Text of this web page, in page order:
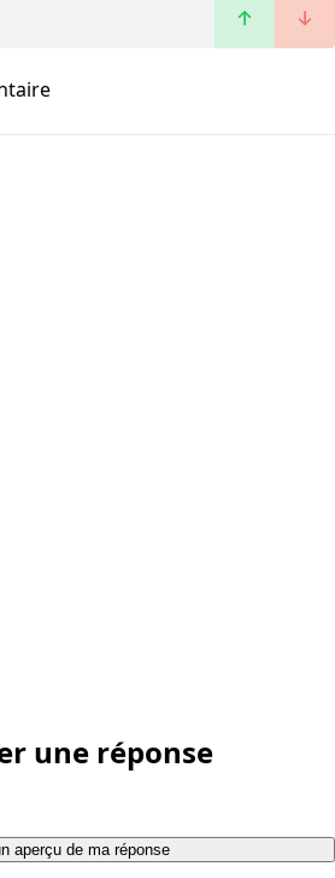
une réponse
aperçu de ma réponse